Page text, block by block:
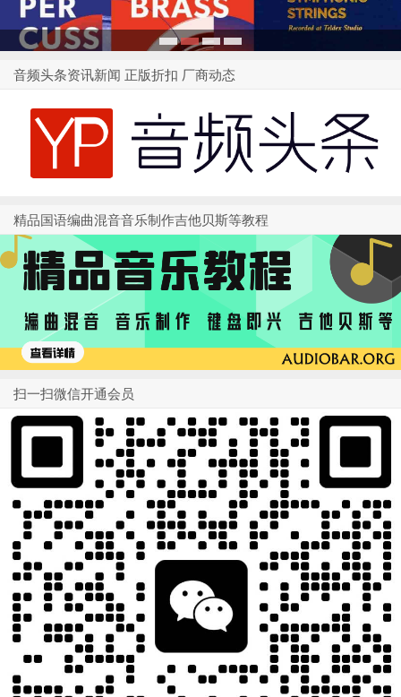
音频头条资讯新闻 正版折扣 厂商动态
精品国语编曲混音音乐制作吉他贝斯等教程
扫一扫微信开通会员